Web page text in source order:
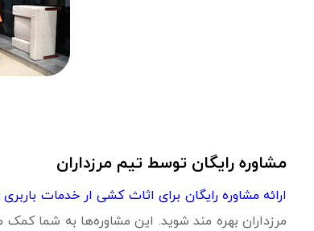
مشاوره رایگان توسط تیم مرزداران
ارائه مشاوره رایگان برای اثاث کشی ار خدمات
مرزداران بهره مند شوید. این مشاوره‌ها به شما کمک